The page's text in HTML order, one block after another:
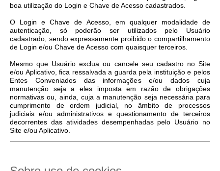
boa utilização do Login e Chave de Acesso cadastrados.
O Login e Chave de Acesso, em qualquer modalidade de
autenticação, só poderão ser utilizados pelo Usuário
cadastrado, sendo expressamente proibido o compartilhamento
de Login e/ou Chave de Acesso com quaisquer terceiros.
Mesmo que Usuário exclua ou cancele seu cadastro no Site
e/ou Aplicativo, fica ressalvada a guarda pela instituição e pelos
Entes Conveniados das informações e/ou dados cuja
manutenção seja a eles imposta em razão de obrigações
normativas ou, ainda, cuja a manutenção seja necessária para
cumprimento de ordem judicial, no âmbito de processos
judiciais e/ou administrativos e questionamento de terceiros
decorrentes das atividades desempenhadas pelo Usuário no
Site e/ou Aplicativo.